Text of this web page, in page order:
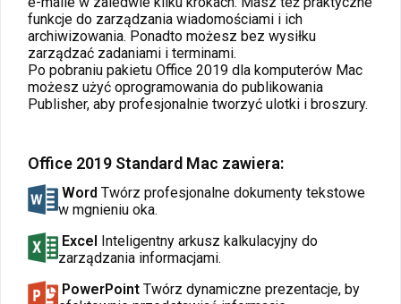
funkcje do zarządzania wiadomościami i ich
archiwizowania. Ponadto możesz bez wysiłku
zarządzać zadaniami i terminami.
Po pobraniu pakietu Office 2019 dla komputerów Mac
możesz użyć oprogramowania do publikowania
Publisher, aby profesjonalnie tworzyć ulotki i broszury.
Office 2019 Standard Mac zawiera:
Word Twórz profesjonalne dokumenty tekstowe
w mgnieniu oka.
Excel Inteligentny arkusz kalkulacyjny do
zarządzania informacjami.
PowerPoint Twórz dynamiczne prezentacje, by